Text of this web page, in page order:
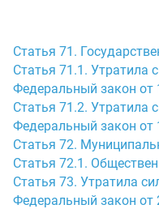
Статья 71.
Статья 71.1. Утратила
Федеральный закон от
Статья 71.2. Утратила
Федеральный закон от
Статья 72.
Статья 72.1.
Статья 73. Утратила
Федеральный закон от